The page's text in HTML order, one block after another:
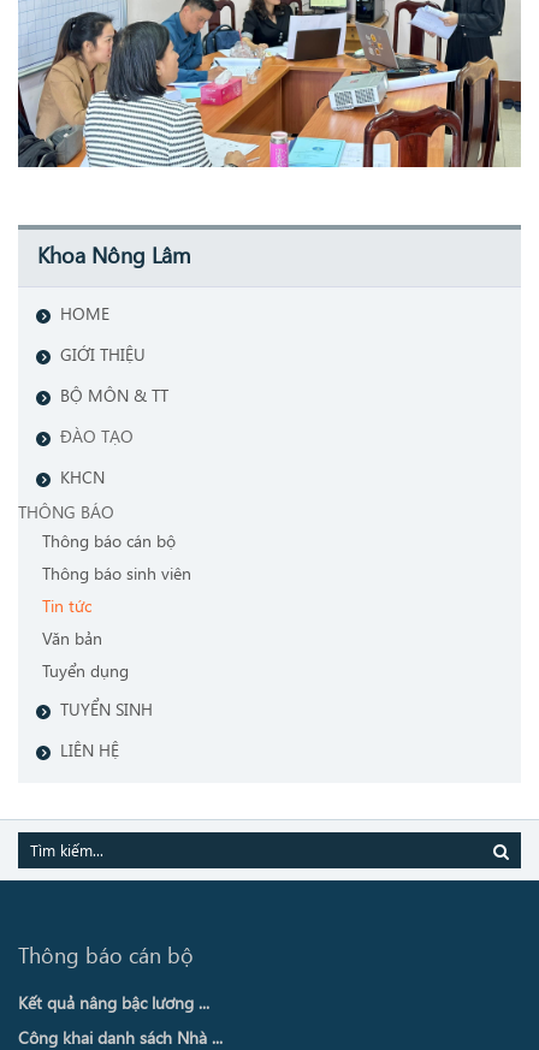
Khoa Nông Lâm
HOME
GIỚI THIỆU
BỘ MÔN & TT
ĐÀO TẠO
KHCN
THÔNG BÁO
Thông báo cán bộ
Thông báo sinh viên
Tin tức
Văn bản
Tuyển dụng
TUYỂN SINH
LIÊN HỆ
Thông báo cán bộ
Kết quả nâng bậc lương ...
Công khai danh sách Nhà ...